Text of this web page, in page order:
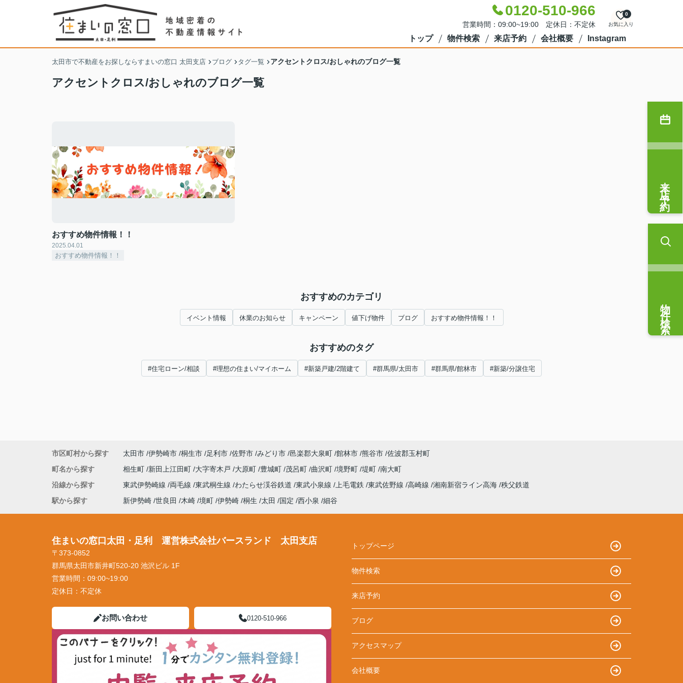
0120-510-966
営業時間：09:00~19:00 定休日：不定休 お気に入り
0
トップ 物件検索 来店予約 会社概要 Instagram
太田市で不動産をお探しならすまいの窓口 太田支店 ブログ タグ一覧 アクセントクロス/おしゃれのブログ一覧
アクセントクロス/おしゃれのブログ一覧
おすすめ物件情報！！
2025.04.01
おすすめ物件情報！！
おすすめのカテゴリ
イベント情報 休業のお知らせ キャンペーン 値下げ物件 ブログ おすすめ物件情報！！
おすすめのタグ
#住宅ローン/相談 #理想の住まい/マイホーム #新築戸建/2階建て #群馬県/太田市 #群馬県/館林市 #新築/分譲住宅
来店予約
市区町村から探す 太田市 伊勢崎市 桐生市 足利市 佐野市 みどり市 邑楽郡大泉町 館林市 熊谷市 佐波郡玉村町
町名から探す
相生町 新田上江田町 大字寄木戸 大原町 豊城町 茂呂町 曲沢町 境野町 堤町 南大町
沿線から探す
東武伊勢崎線 両毛線 東武桐生線 わたらせ渓谷鉄道 東武小泉線 上毛電鉄 東武佐野線 高崎線 湘南新宿ライン高海 秩父鉄道
駅から探す
新伊勢崎 世良田 木崎 境町 伊勢崎 桐生 太田 国定 西小泉 細谷
住まいの窓口太田・足利 運営株式会社バースランド 太田支店
〒373-0852
群馬県太田市新井町520-20 池沢ビル 1F
営業時間： 09:00~19:00
定休日： 不定休
お問い合わせ 0120-510-966
トップページ
物件検索
来店予約
ブログ
アクセスマップ
会社概要
物件検索